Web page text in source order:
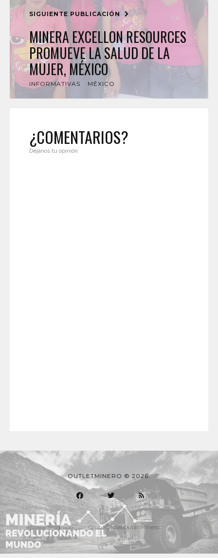
SIGUIENTE PUBLICACIÓN
MINERA EXCELLON RESOURCES
PROMUEVE LA SALUD DE LA
MUJER, MÉXICO
INFORMATIVAS MÉXICO
¿COMENTARIOS?
Déjanos tu opinión.
OUTLETMINERO © 2026.
Inicio Grupo Oficial OutletMinero